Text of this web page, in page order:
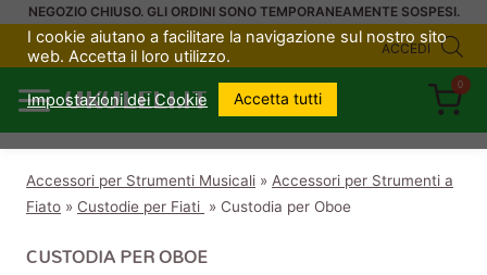
SaltaNEGOZIO CHIUSO. GLI ORDINI SONO TEMPORANEAMENTE SOSPESI.
ACCEDI
UKULELI.IT
0
Accessori per Strumenti Musicali » Accessori per Strumenti a
Fiato » Custodie per Fiati » Custodia per Oboe
CUSTODIA PER OBOE
I cookie aiutano a facilitare la navigazione sul nostro sito
web. Accetta il loro utilizzo.
Impostazioni dei Cookie Accetta tutti